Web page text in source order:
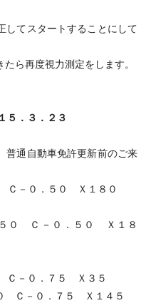
してスタートすることにして
ら再度視力測定をします。
５．３．２３
通自動車免許更新前のご来
－０．５０ Ｘ１８０
０．５０ Ｘ１８
－０．７５ Ｘ３５
．７５ Ｘ１４５